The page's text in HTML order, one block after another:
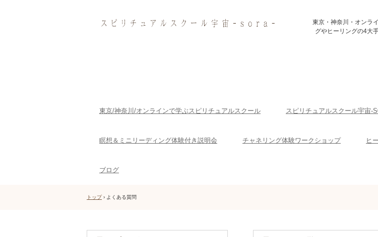
東京・神奈川・オンラ
グやヒーリングの4大
東京/神奈川/オンラインで学ぶスピリチュアルスクール スピリチュアルスクール宇宙-
瞑想＆ミニリーディング体験付き説明会 チャネリング体験ワークショップ ヒ
ブログ
トップ › よくある質問